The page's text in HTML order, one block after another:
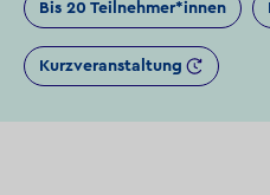
Bis 20 Teilnehmer*innen
Kurzveranstaltung